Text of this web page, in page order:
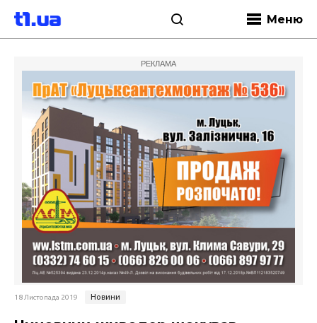
Меню
РЕКЛАМА
18 Листопада 2019 Новини